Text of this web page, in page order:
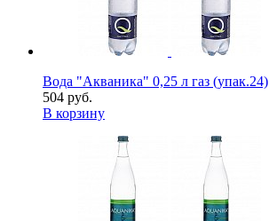
Вода "Акваника" 0,25 л газ (упак.24)
504 руб.
В корзину